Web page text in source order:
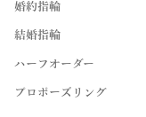
婚約指輪
結婚指輪
​ハーフオーダー
プロポーズリング